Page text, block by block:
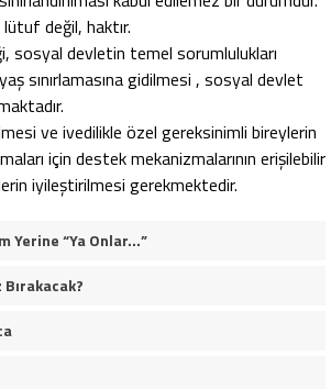
değil, haktır.
sosyal devletin temel sorumlulukları
sınırlamasına gidilmesi , sosyal devlet
ve ivedilikle özel gereksinimli bireylerin
için destek mekanizmalarının erişilebilir
iyileştirilmesi gerekmektedir.
Yerine “Ya Onlar…”